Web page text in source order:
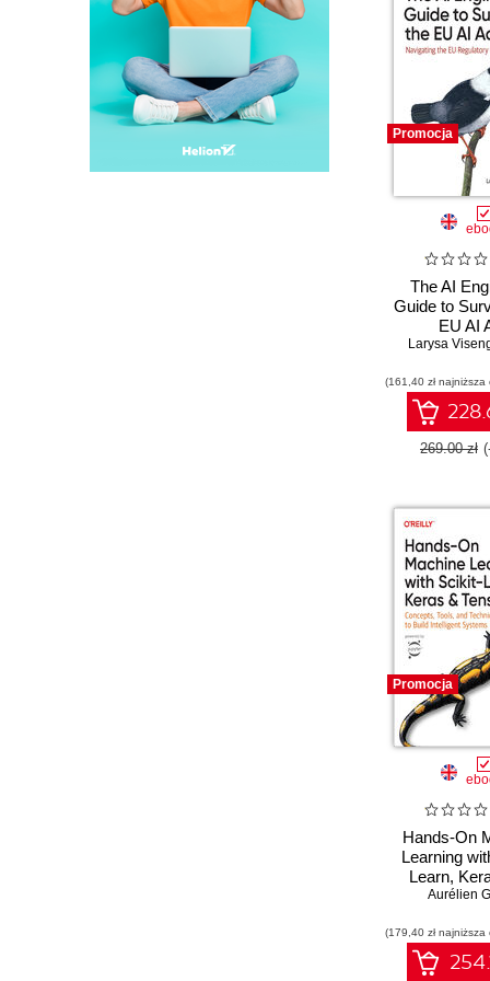
Promocja
The AI
Guide to
EU AI
Larysa
(161,40 zł
269.00 zł
Promocja
Hands-On
Learning
Learn,
TensorFlow.
Aurélien
(179,40 zł